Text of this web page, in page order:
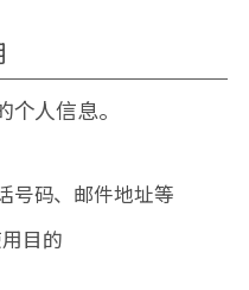
人信息。
号码、邮件地址等
目的